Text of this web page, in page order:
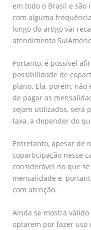
em todo o Brasil e
com alguma
longo do artigo vai
atendimento
Portanto, é possível
possibilidade de
plano. Ela, porém,
de pagar as
sejam utilizados, será
taxa, a depender do
Entretanto, apesar de
coparticipação nesse
considerável no que
mensalidade e,
com atenção.
Ainda se mostra
optarem por fazer uso